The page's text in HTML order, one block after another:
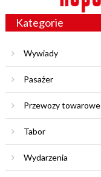
Kategorie
Wywiady
Pasażer
Przewozy towarowe
Tabor
Wydarzenia